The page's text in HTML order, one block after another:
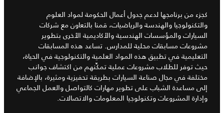
كجزء من برنامجها لدعم جدول أعمال الحكومة لمواد العلوم
والتكنولوجيا والهندسة والرياضيات، قمنا بالتعاون مع شركات
السيارات والمؤسسات الهندسية والأكاديمية الأخرى بتطوير
مشروعات مسابقات محلية للمدارس. تساعد هذه المسابقات
التعليمية في تطبيق هذه المواد العلمية والتكنولوجية في الحياة،
حيث توفر للطلاب مشروعات عملية تمكِّنهم من اكتشاف جوانب
مختلفة في مجال صناعة السيارات بطريقة تحفيزية ومثيرة، بالإضافة
إلى مساعدة الشباب على تطوير مهارات كالتواصل والعمل الجماعي
وإدارة المشروعات وتكنولوجيا المعلومات والاتصالات.